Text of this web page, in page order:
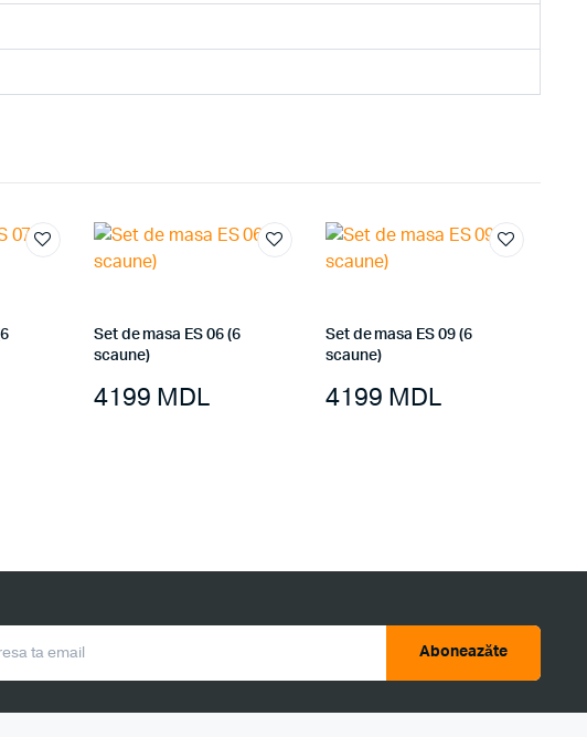
Set de masa ES 06 (6
scaune)
4199 MDL
Set de masa ES 09 (6
scaune)
4199 MDL
Aboneazăte